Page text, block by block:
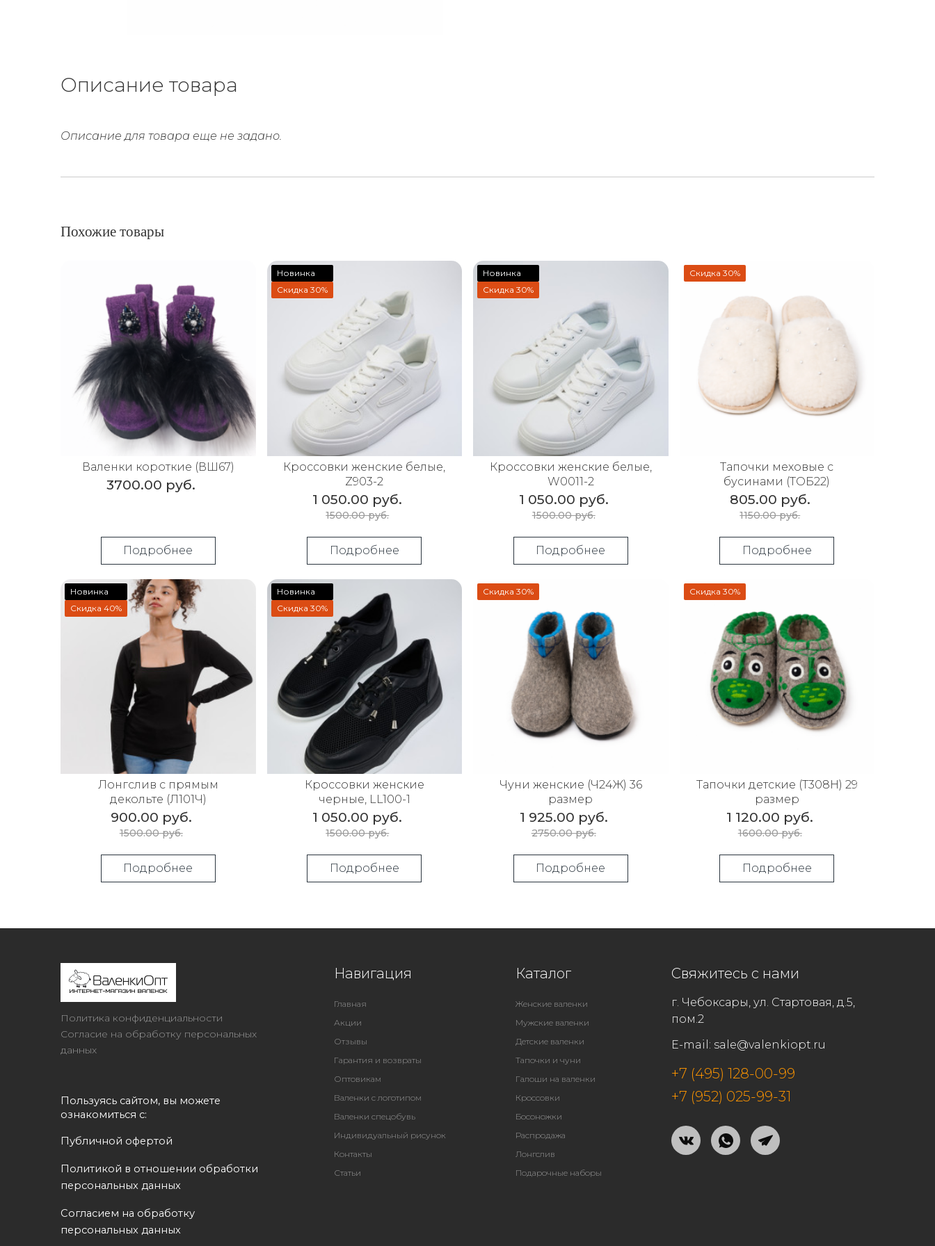
Описание товара
Описание для товара еще не задано.
Похожие товары
Валенки короткие (ВШ67)
3700.00 руб.
Подробнее
Новинка
Скидка 30%
Кроссовки женские белые,
Z903-2
1 050.00 руб.
1500.00 руб.
Подробнее
Новинка
Скидка 30%
Кроссовки женские белые,
W0011-2
1 050.00 руб.
1500.00 руб.
Подробнее
Скидка 30%
Тапочки меховые с
бусинами (ТОБ22)
805.00 руб.
1150.00 руб.
Подробнее
Новинка
Скидка 40%
Лонгслив с прямым
декольте (Л101Ч)
900.00 руб.
1500.00 руб.
Подробнее
Новинка
Скидка 30%
Кроссовки женские
черные, LL100-1
1 050.00 руб.
1500.00 руб.
Подробнее
Скидка 30%
Чуни женские (Ч24Ж) 36
размер
1 925.00 руб.
2750.00 руб.
Подробнее
Скидка 30%
Тапочки детские (Т308Н) 29
размер
1 120.00 руб.
1600.00 руб.
Подробнее
Политика конфиденциальности
Согласие на обработку персональных
данных
Пользуясь сайтом, вы можете
ознакомиться с:
Публичной офертой
Политикой в отношении обработки
персональных данных
Согласием на обработку
персональных данных
Навигация
Главная
Акции
Отзывы
Гарантия и возвраты
Оптовикам
Валенки с логотипом
Валенки спецобувь
Индивидуальный рисунок
Контакты
Статьи
Каталог
Женские валенки
Мужские валенки
Детские валенки
Тапочки и чуни
Галоши на валенки
Кроссовки
Босоножки
Распродажа
Лонгслив
Подарочные наборы
Свяжитесь с нами
г. Чебоксары, ул. Стартовая, д.5,
пом.2
E-mail: sale@valenkiopt.ru
+7 (495) 128-00-99
+7 (952) 025-99-31